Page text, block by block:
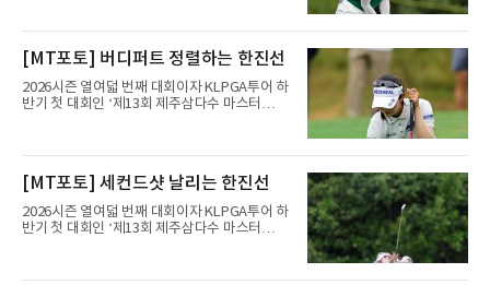
트(파72/6,767야드)에서 열리고 있다.8일 현재
에서 경기하고 있다.
[MT포토] 버디퍼트 정렬하는 한진선
2026시즌 열여덟 번째 대회이자 KLPGA투어 하
반기 첫 대회인 ‘제13회 제주삼다수 마스터
트(파72/6,767야드)에서 열리고 있다.8일 현재
에서 경기하고 있다.
[MT포토] 세컨드샷 날리는 한진선
2026시즌 열여덟 번째 대회이자 KLPGA투어 하
반기 첫 대회인 ‘제13회 제주삼다수 마스터
트(파72/6,767야드)에서 열리고 있다.8일 현재